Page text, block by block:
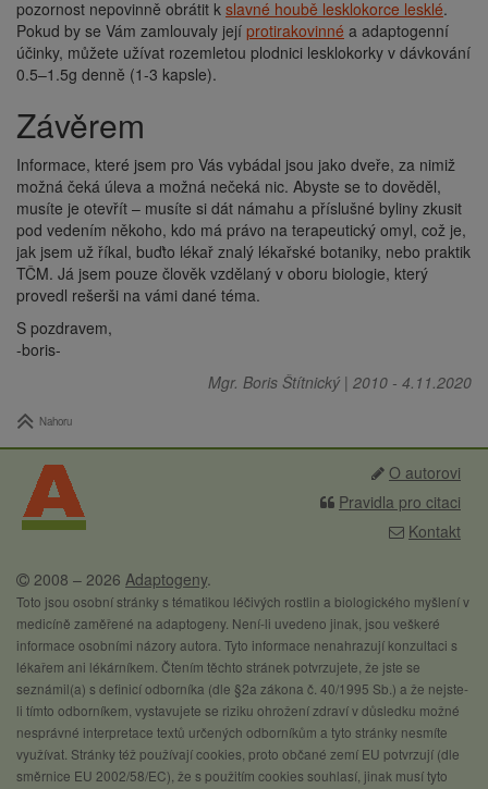
pozornost nepovinně obrátit k slavné houbě lesklokorce lesklé.
Pokud by se Vám zamlouvaly její protirakovinné a adaptogenní
účinky, můžete užívat rozemletou plodnici lesklokorky v dávkování
0.5–1.5g denně (1-3 kapsle).
Závěrem
Informace, které jsem pro Vás vybádal jsou jako dveře, za nimiž
možná čeká úleva a možná nečeká nic. Abyste se to dověděl,
musíte je otevřít – musíte si dát námahu a příslušné byliny zkusit
pod vedením někoho, kdo má právo na terapeutický omyl, což je,
jak jsem už říkal, buďto lékař znalý lékařské botaniky, nebo praktik
TČM. Já jsem pouze člověk vzdělaný v oboru biologie, který
provedl rešerši na vámi dané téma.
S pozdravem,
-boris-
Mgr. Boris Štítnický | 2010 - 4.11.2020
Nahoru
O autorovi
Pravidla pro citaci
Kontakt
2008 – 2026 Adaptogeny.
Toto jsou osobní stránky s tématikou léčivých rostlin a biologického myšlení v
medicíně zaměřené na adaptogeny. Není-li uvedeno jinak, jsou veškeré
informace osobními názory autora. Tyto informace nenahrazují konzultaci s
lékařem ani lékárníkem. Čtením těchto stránek potvrzujete, že jste se
seznámil(a) s definicí odborníka (dle §2a zákona č. 40/1995 Sb.) a že nejste-
li tímto odborníkem, vystavujete se riziku ohrožení zdraví v důsledku možné
nesprávné interpretace textů určených odborníkům a tyto stránky nesmíte
využívat. Stránky též používají cookies, proto občané zemí EU potvrzují (dle
směrnice EU 2002/58/EC), že s použitím cookies souhlasí, jinak musí tyto